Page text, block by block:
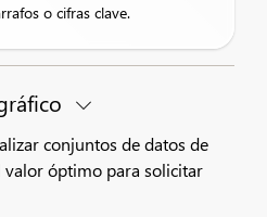
o cifras clave.
conjuntos de datos de
óptimo para solicitar